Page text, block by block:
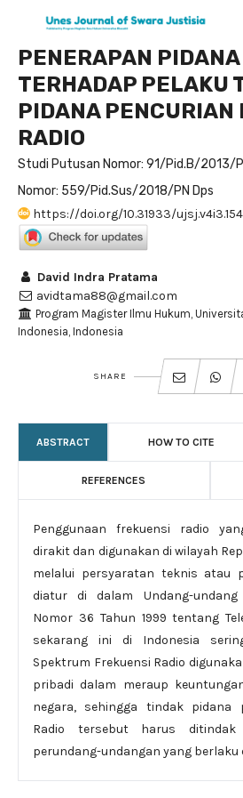
PENERAPAN
TERHADAP PELAKU
PIDANA PENCURIAN
RADIO
Studi Putusan Nomor: 91/Pid.B/2013/
Nomor: 559/Pid.Sus/2018/PN Dps
https://doi.org/10.31933/ujsj.v4i3.154
David Indra Pratama
avidtama88@gmail.com
Program Magister Ilmu Hukum,
Indonesia, Indonesia
SHARE
ABSTRACT HOW TO CITE
REFERENCES
Penggunaan frekuensi radio
dirakit dan digunakan di wilayah
melalui persyaratan teknis atau
diatur di dalam Undang-undang
Nomor 36 Tahun 1999 tentang
sekarang ini di Indonesia
Spektrum Frekuensi Radio
pribadi dalam meraup
negara, sehingga tindak pidana
Radio tersebut harus ditindak
perundang-undangan yang berlaku